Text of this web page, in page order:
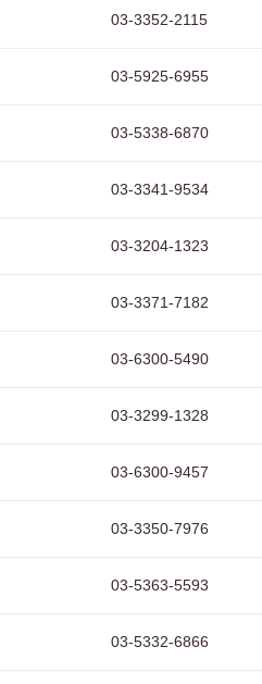
03-3352-2115
03-5925-6955
03-5338-6870
03-3341-9534
03-3204-1323
03-3371-7182
03-6300-5490
03-3299-1328
03-6300-9457
03-3350-7976
03-5363-5593
03-5332-6866